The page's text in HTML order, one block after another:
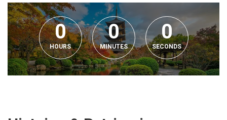
0
HOURS
0
MINUTES
0
SECONDS